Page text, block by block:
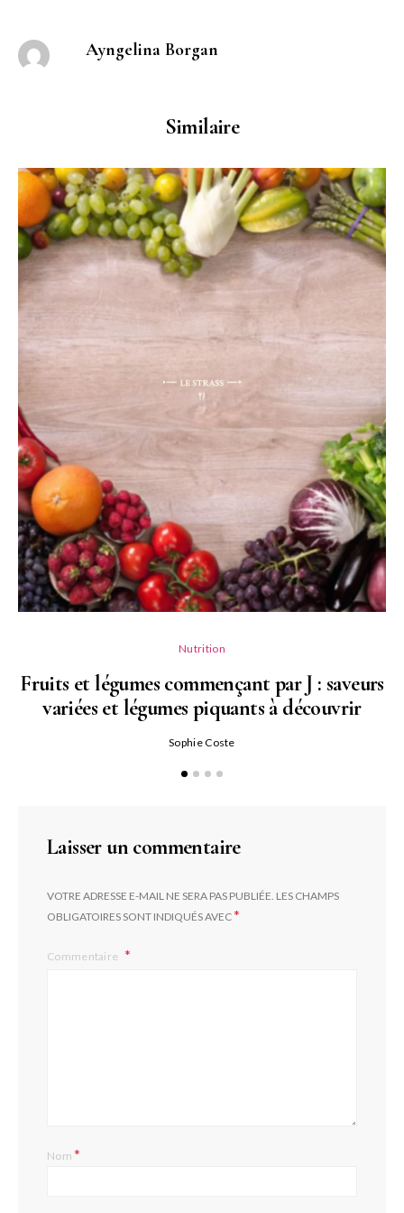
Ayngelina Borgan
Similaire
Nutrition
Fruits et légumes commençant par J : saveurs
variées et légumes piquants à découvrir
Sophie Coste
Laisser un commentaire
VOTRE ADRESSE E-MAIL NE SERA PAS PUBLIÉE. LES CHAMPS
OBLIGATOIRES SONT INDIQUÉS AVEC*
Commentaire
Nom*